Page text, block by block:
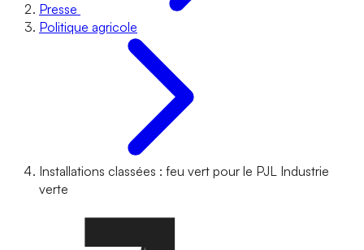
Presse
Politique agricole
Installations classées : feu vert pour le PJL Industrie
verte